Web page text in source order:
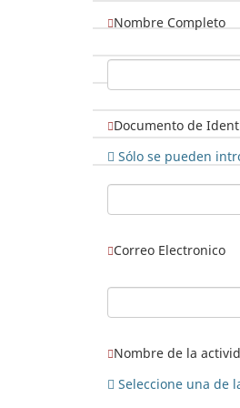
(Esta pregunta es
Nombre Completo
(Esta pregunta es
Documento de
Sólo se pueden
(Esta pregunta es
Correo Electronico
(Esta pregunta es
Nombre de la
Seleccione una de